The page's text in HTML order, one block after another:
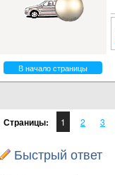
В начало страницы
Страницы: 1 2 3
Быстрый ответ